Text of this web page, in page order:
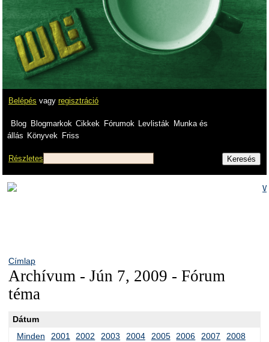
Belépés vagy regisztráció
Blog Blogmarkok Cikkek Fórumok Levlisták
Munka és
állás Könyvek Friss
Részletes
Címlap
Archívum - Jún 7, 2009 - Fórum
téma
Dátum
Minden
2001 2002 2003 2004 2005 2006 2007
2008